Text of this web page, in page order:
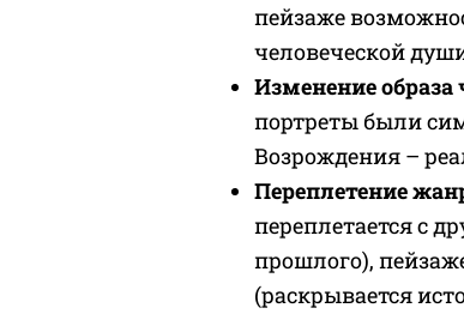
пейзаже
человеческой
Изменение
портреты были
Возрождения –
Переплетение
переплетается с
прошлого),
(раскрывается